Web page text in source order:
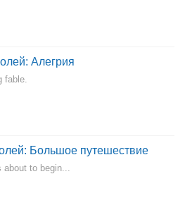
Алегрия
fable.
Большое путешествие
about to begin...